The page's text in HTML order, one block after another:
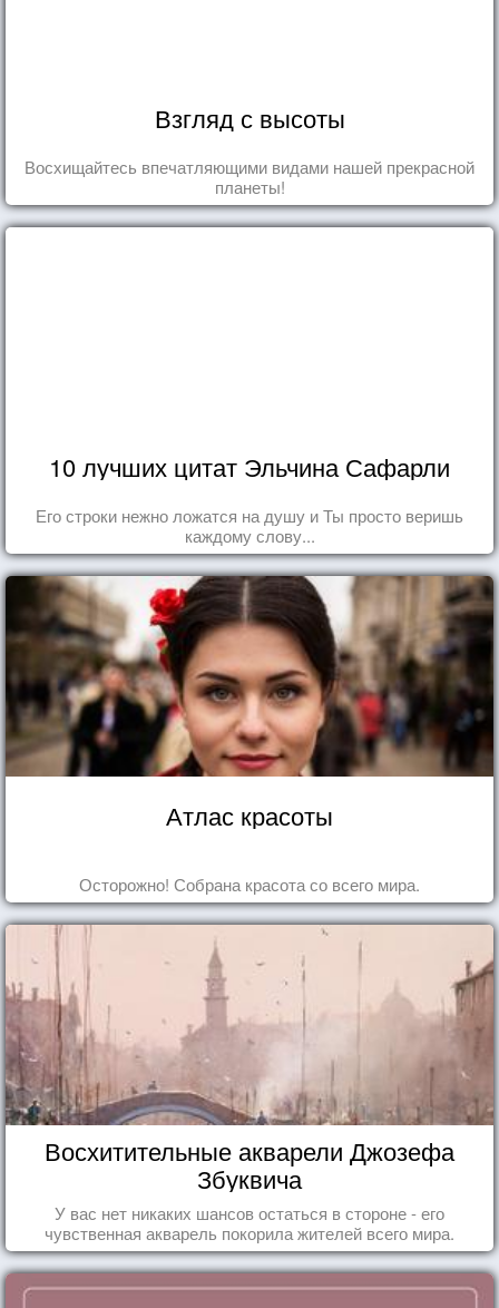
Взгляд с высоты
Восхищайтесь впечатляющими видами нашей прекрасной
планеты!
10 лучших цитат Эльчина Сафарли
Его строки нежно ложатся на душу и Ты просто веришь
каждому слову...
Атлас красоты
Осторожно! Собрана красота со всего мира.
Восхитительные акварели Джозефа
Збуквича
У вас нет никаких шансов остаться в стороне - его
чувственная акварель покорила жителей всего мира.